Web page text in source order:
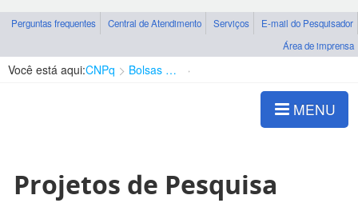
Perguntas frequentes Central de Atendimento Serviços
E-mail do Pesquisador
Área de imprensa
Você está aqui:CNPq Bolsas e Auxílios Vigentes
MENU
Projetos de Pesquisa